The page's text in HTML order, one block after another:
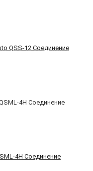
QSS-12 Соединение
4H Соединение